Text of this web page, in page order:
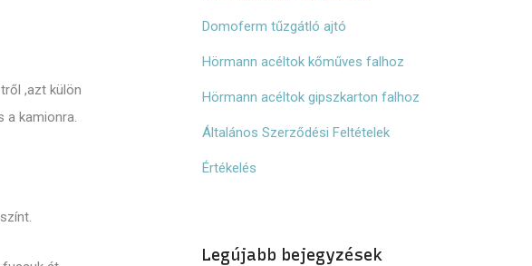
,azt külön
a kamionra.
Domoferm tűzgátló ajtó
Hörmann acéltok kőműves falhoz
Hörmann acéltok gipszkarton falhoz
Általános Szerződési Feltételek
Értékelés
Legújabb bejegyzések